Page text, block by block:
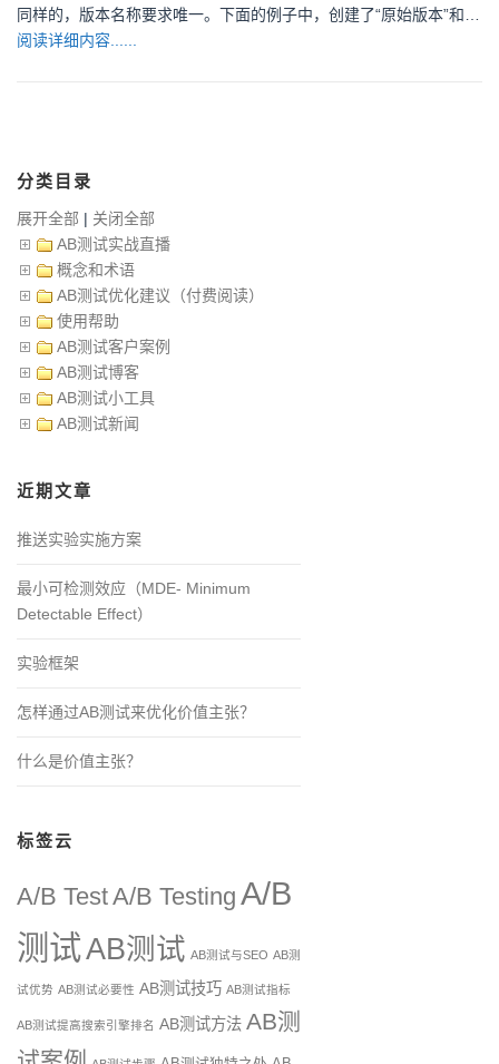
同样的，版本名称要求唯一。下面的例子中，创建了“原始版本”和…
阅读详细内容......
分类目录
展开全部 | 关闭全部
AB测试实战直播
概念和术语
AB测试优化建议（付费阅读）
使用帮助
AB测试客户案例
AB测试博客
AB测试小工具
AB测试新闻
近期文章
推送实验实施方案
最小可检测效应（MDE- Minimum
Detectable Effect）
实验框架
怎样通过AB测试来优化价值主张？
什么是价值主张？
标签云
A/B TestA/B Testing A/B
测试AB测试 AB测试与SEO AB测
试优势 AB测试必要性 AB测试技巧 AB测试指标
AB测试提高搜索引擎排名 AB测试方法 AB测